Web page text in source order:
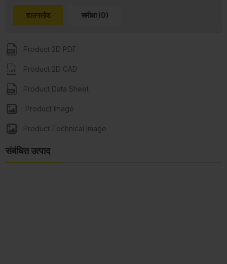
डाउनलोड समीक्षा (0)
Product 2D PDF
Product 2D CAD
Product Data Sheet
Product Image
Product Technical Image
संबंधित उत्पाद